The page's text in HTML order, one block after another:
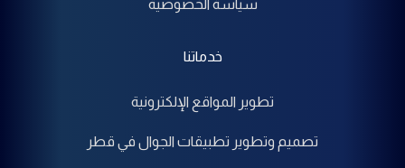
سياسة الخصوصية
خدماتنا
تطوير المواقع الإلكترونية
تصميم وتطوير تطبيقات الجوال في قطر